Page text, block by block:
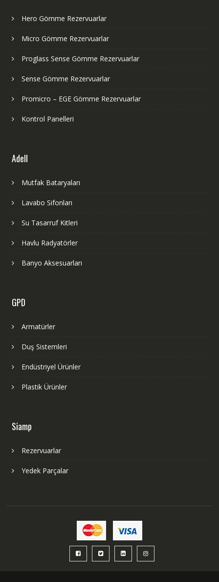
Hero Gömme Rezervuarlar
Micro Gömme Rezervuarlar
Proglass Sense Gömme Rezervuarlar
Sense Gömme Rezervuarlar
Promicro – EGE Gömme Rezervuarlar
Kontrol Panelleri
Adell
Mutfak Bataryaları
Lavabo Sifonları
Su Tasarruf Kitleri
Havlu Radyatörler
Banyo Aksesuarları
GPD
Armatürler
Duş Sistemleri
Endüstriyel Ürünler
Plastik Ürünler
Siamp
Rezervuarlar
Yedek Parçalar